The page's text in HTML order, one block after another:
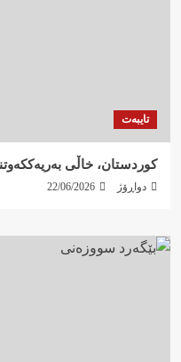
تایبەت
کوردستان، خاڵی
دواڕۆژ 22/06/2026